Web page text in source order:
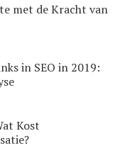
met de Kracht van
in SEO in 2019:
Kost